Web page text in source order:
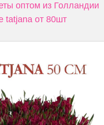
оптом из Голландии
tatjana от 80шт